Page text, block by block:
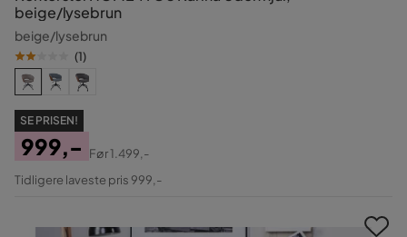
beige/lysebrun
beige/lysebrun
(1)
SE PRISEN!
Pris
999,-
Original
Før1.499,-
Tidligere laveste pris 999,-